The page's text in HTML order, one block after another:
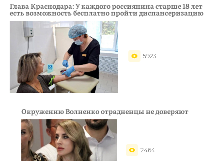
Глава Краснодара: У каждого россиянина старше 18 лет
есть возможность бесплатно пройти диспансеризацию
5923
Окружению Волненко отрадненцы не доверяют
2464